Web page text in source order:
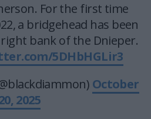
For the first time
a bridgehead has been
bank of the Dnieper.
5DHbHGLir3
October
2025